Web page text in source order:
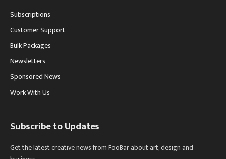
Subscriptions
Customer Support
Bulk Packages
Newsletters
Sponsored News
Work With Us
Subscribe to Updates
Get the latest creative news from FooBar about art, design and